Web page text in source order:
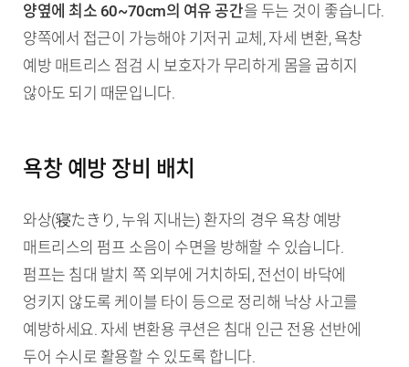
양옆에 최소 60~70cm의 여유 공간을 두는 것이 좋습니다.
양쪽에서 접근이 가능해야 기저귀 교체, 자세 변환, 욕창
예방 매트리스 점검 시 보호자가 무리하게 몸을 굽히지
않아도 되기 때문입니다.
욕창 예방 장비 배치
와상(寝たきり, 누워 지내는) 환자의 경우 욕창 예방
매트리스의 펌프 소음이 수면을 방해할 수 있습니다.
펌프는 침대 발치 쪽 외부에 거치하되, 전선이 바닥에
엉키지 않도록 케이블 타이 등으로 정리해 낙상 사고를
예방하세요. 자세 변환용 쿠션은 침대 인근 전용 선반에
두어 수시로 활용할 수 있도록 합니다.